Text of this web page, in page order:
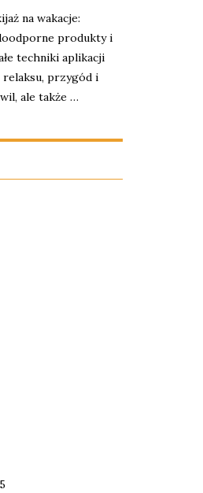
na wakacje:
produkty i
techniki aplikacji
relaksu, przygód i
ale także …